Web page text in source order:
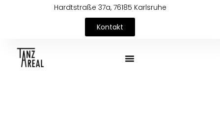
Hardtstraße 37a, 76185 Karlsruhe
Kontakt